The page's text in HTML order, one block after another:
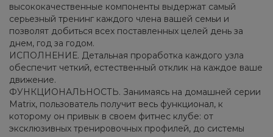
высококачественные компоненты выдержат самый
серьезный тренинг каждого члена вашей семьи и
позволят добиться всех поставленных целей день за
днем, год за годом.
ИСПОЛНЕНИЕ. Детальная проработка каждого узла
обеспечит четкий, естественный отклик на каждое ваше
движение.
ФУНКЦИОНАЛЬНОСТЬ. Занимаясь на домашней серии
Matrix, пользователь получит весь функционал, к
которому он привык в своем фитнес клубе: от
эксклюзивных тренировочных профилей, до системы